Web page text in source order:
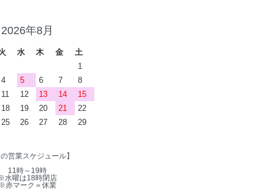
2026年8月
水 木 金
土
1
4 5 6 7
8
11 12 13 14
15
18 19 20 21
22
25 26 27 28
29
の営業スケジュール】
11時～19時
水曜は18時閉店
赤マーク＝休業